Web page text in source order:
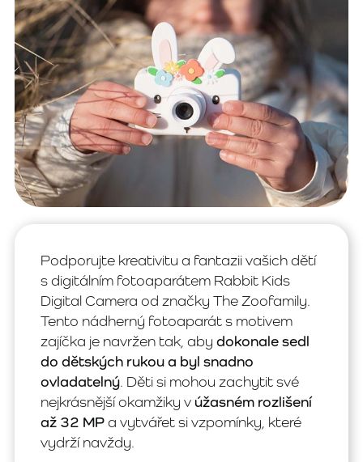
Podporujte kreativitu a fantazii vašich dětí
s digitálním fotoaparátem Rabbit Kids
Digital Camera od značky The Zoofamily.
Tento nádherný fotoaparát s motivem
zajíčka je navržen tak, aby dokonale sedl
do dětských rukou a byl snadno
ovladatelný. Děti si mohou zachytit své
nejkrásnější okamžiky vúžasném rozlišení
až 32 MPa vytvářet si vzpomínky, které
vydrží navždy.